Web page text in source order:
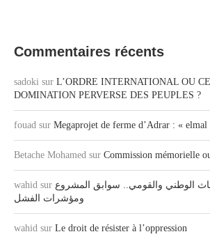
Commentaires récents
sadoki sur L’ORDRE INTERNATIONAL OU
DOMINATION PERVERSE DES PEUPLES ?
fouad sur Megaprojet de ferme d’Adrar : «
Betache Mohamed sur Commission mémorielle
wahid sur الوطني والقومي.. سوابق المشروع
ومؤشرات الفشل
wahid sur Le droit de résister à l’oppression